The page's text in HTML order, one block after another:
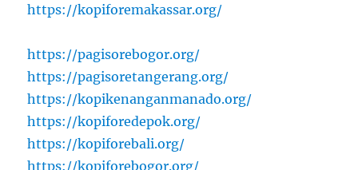
https://kopiforemakassar.org/
https://pagisorebogor.org/
https://pagisoretangerang.org/
https://kopikenanganmanado.org/
https://kopiforedepok.org/
https://kopiforebali.org/
https://kopiforebogor.org/